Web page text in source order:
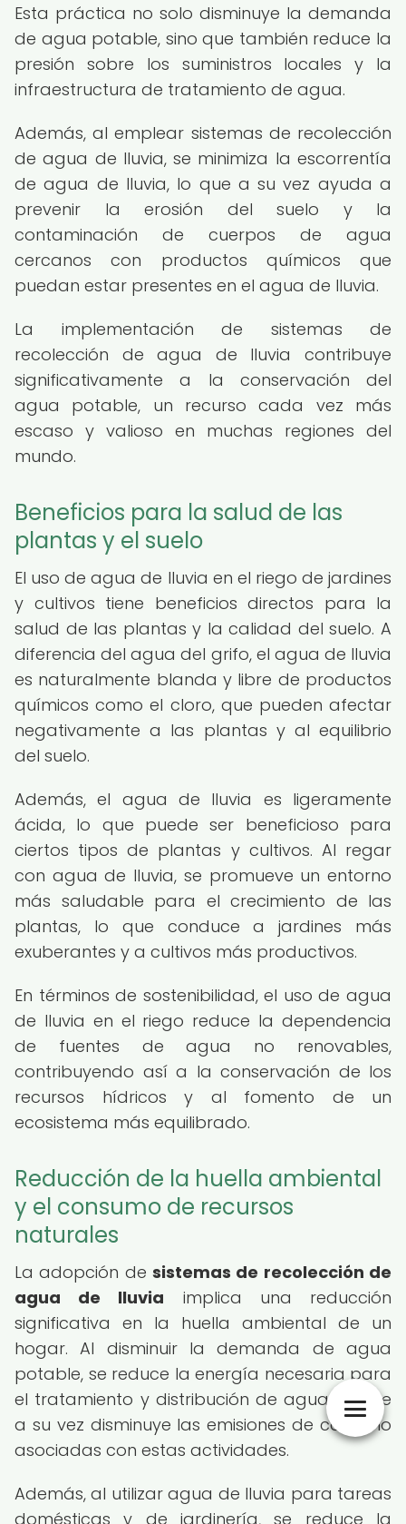
Esta práctica no solo disminuye la demanda
de agua potable, sino que también reduce la
presión sobre los suministros locales y la
infraestructura de tratamiento de agua.
Además, al emplear sistemas de recolección
de agua de lluvia, se minimiza la escorrentía
de agua de lluvia, lo que a su vez ayuda a
prevenir la erosión del suelo y la
contaminación de cuerpos de agua
cercanos con productos químicos que
puedan estar presentes en el agua de lluvia.
La implementación de sistemas de
recolección de agua de lluvia contribuye
significativamente a la conservación del
agua potable, un recurso cada vez más
escaso y valioso en muchas regiones del
mundo.
Beneficios para la salud de las
plantas y el suelo
El uso de agua de lluvia en el riego de jardines
y cultivos tiene beneficios directos para la
salud de las plantas y la calidad del suelo. A
diferencia del agua del grifo, el agua de lluvia
es naturalmente blanda y libre de productos
químicos como el cloro, que pueden afectar
negativamente a las plantas y al equilibrio
del suelo.
Además, el agua de lluvia es ligeramente
ácida, lo que puede ser beneficioso para
ciertos tipos de plantas y cultivos. Al regar
con agua de lluvia, se promueve un entorno
más saludable para el crecimiento de las
plantas, lo que conduce a jardines más
exuberantes y a cultivos más productivos.
En términos de sostenibilidad, el uso de agua
de lluvia en el riego reduce la dependencia
de fuentes de agua no renovables,
contribuyendo así a la conservación de los
recursos hídricos y al fomento de un
ecosistema más equilibrado.
Reducción de la huella ambiental
y el consumo de recursos
naturales
La adopción de sistemas de recolección de
agua de lluvia implica una reducción
significativa en la huella ambiental de un
hogar. Al disminuir la demanda de agua
potable, se reduce la energía necesaria para
el tratamiento y distribución de agua, lo que
a su vez disminuye las emisiones de carbono
asociadas con estas actividades.
Además, al utilizar agua de lluvia para tareas
domésticas y de jardinería, se reduce la